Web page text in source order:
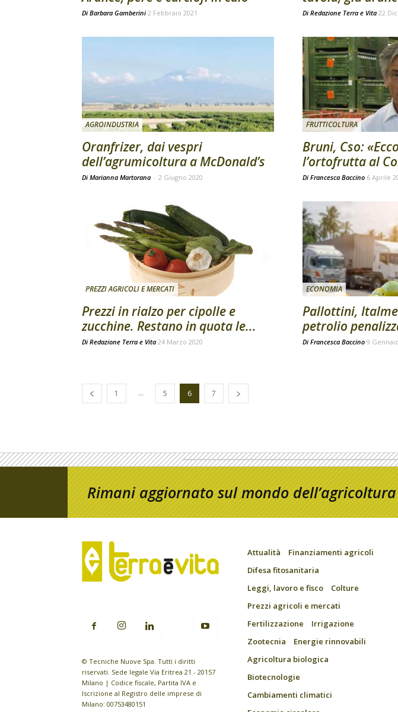
Di Barbara Gamberini 2 Febbraio 2021 Di Redazione Terra e Vita 22
AGROINDUSTRIA
Oranfrizer, dai vespri
dell’agrumicoltura a McDonald’s
Di Marianna Martorana - 2 Giugno 2020
FRUTTICOLTURA
Bruni, Cso:
l’ortofrutta al
Di Francesca Baccino 6 Aprile
PREZZI AGRICOLI E MERCATI
Prezzi in rialzo per cipolle e
zucchine. Restano in quota le...
Di Redazione Terra e Vita 24 Marzo 2020
ECONOMIA
Pallottini,
petrolio
Di Francesca Baccino 9
1 ... 5 6 7
Rimani aggiornato sul mondo dell’agricoltura
© Tecniche Nuove Spa. Tutti i diritti
riservati. Sede legale Via Eritrea 21 - 20157
Milano | Codice fiscale, Partita IVA e
Iscrizione al Registro delle imprese di
Milano: 00753480151
Attualità
Finanziamenti agricoli
Difesa fitosanitaria
Leggi, lavoro e fisco
Colture
Prezzi agricoli e mercati
Fertilizzazione
Irrigazione
Zootecnia
Energie rinnovabili
Agricoltura biologica
Biotecnologie
Cambiamenti climatici